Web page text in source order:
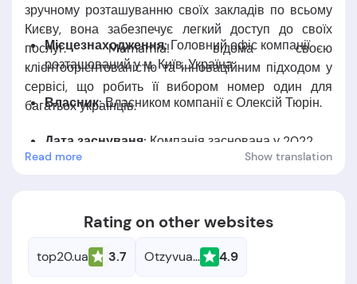
зручному розташуванню своїх закладів по всьому
Києву, вона забезпечує легкий доступ до своїх
послуг. Mamamia! відома своєю
клієнтоорієнтованістю та інноваційним підходом у
сервісі, що робить її вибором номер один для
багатьох українців.
Місцезнаходження:Головний офіс компанії
розташований у м. Київ, Україна.
Власник:Власником компанії є Олексій Тюрін.
Дата заснуваня: Компанія заснована у 2022
році.
Read more Show translation
Rating on other websites
top20.ua 3.7 Otzyvua.net 4.9